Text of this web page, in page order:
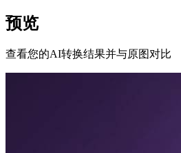
预览
查看您的AI转换结果并与原图对比